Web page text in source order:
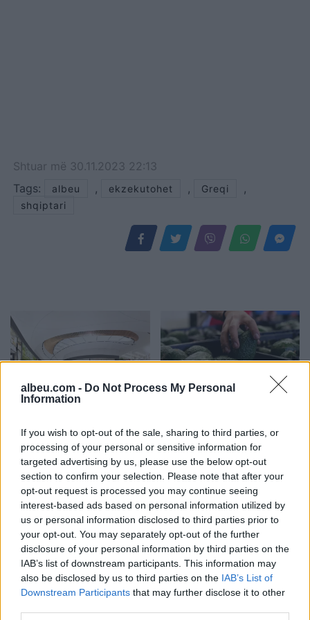
albeu.com - Do Not Process My Personal
Information
If you wish to opt-out of the sale, sharing to third parties, or
processing of your personal or sensitive information for
targeted advertising by us, please use the below opt-out
section to confirm your selection. Please note that after your
opt-out request is processed you may continue seeing
interest-based ads based on personal information utilized by
us or personal information disclosed to third parties prior to
your opt-out. You may separately opt-out of the further
disclosure of your personal information by third parties on the
IAB’s list of downstream participants. This information may
also be disclosed by us to third parties on the IAB’s List of
Downstream Participants that may further disclose it to other
Shtuar më 30.11.2023 22:13
Tags:
albeu , ekzekutohet , Greqi ,
shqiptari
Kërcënim me bombë në
tregtare zbrazen pas
mesazhit me email
pas arrestimit të krerëve
të grupeve kriminale
Pas 83 vitesh në detin
Jon, gjendet thuajse e
paprekur anija e rrallë
gjermane LS 6
Nxehtësia ekstreme në
Europë po grabit gjumin,
65% e popullsisë raporton
mbi 3 orë pagjumësi në